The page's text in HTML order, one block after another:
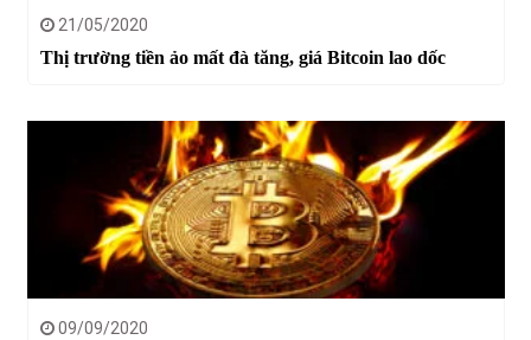
21/05/2020
Thị trường tiền ảo mất đà tăng, giá Bitcoin lao dốc
09/09/2020